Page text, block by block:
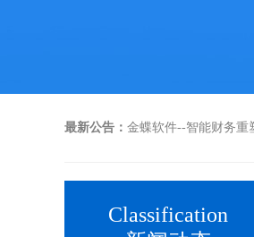
最新公告： 金蝶软件--智能财务重
Classification